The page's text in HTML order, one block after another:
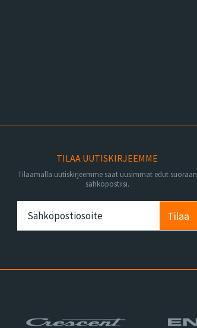
TILAA UUTISKIRJEEMME
Tilaamalla uutiskirjeemme saat uusimmat edut suoraan
sähköpostiisi.
Tilaa